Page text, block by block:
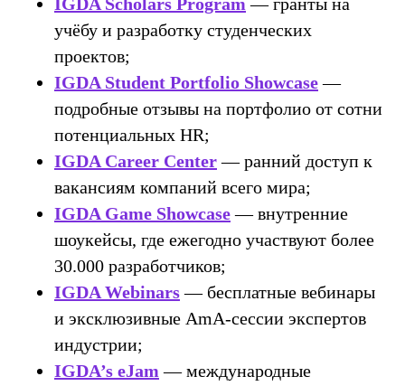
учёбу и разработку студенческих
проектов;
IGDA Student Portfolio Showcase—
подробные отзывы на портфолио от сотни
потенциальных HR;
IGDA Career Center— ранний доступ к
вакансиям компаний всего мира;
IGDA Game Showcase— внутренние
шоукейсы, где ежегодно участвуют более
30.000 разработчиков;
IGDA Webinars— бесплатные вебинары
и эксклюзивные AmA-сессии экспертов
индустрии;
IGDA’s eJam — международные
+7 (495) 640-30-14
INFO@SCREAM.SCHOOL